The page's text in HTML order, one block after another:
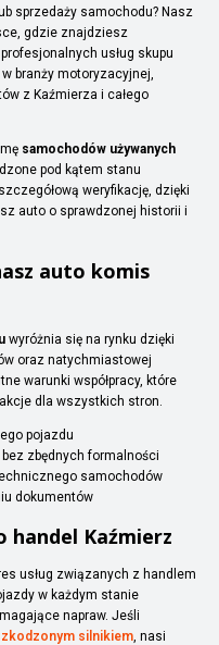
sprzedaży samochodu? Nasz
gdzie znajdziesz
usług skupu
branży motoryzacyjnej,
z Kaźmierza i całego
samochodów używanych
pod kątem stanu
weryfikację, dzięki
auto o sprawdzonej historii i
auto komis
wyróżnia się na rynku dzięki
oraz natychmiastowej
warunki współpracy, które
dla wszystkich stron.
pojazdu
zbędnych formalności
samochodów
dokumentów
handel Kaźmierz
usług związanych z handlem
w każdym stanie
napraw. Jeśli
silnikiem, nasi